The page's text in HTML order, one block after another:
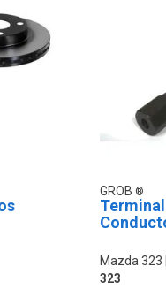
GROB
Mazda 323
323